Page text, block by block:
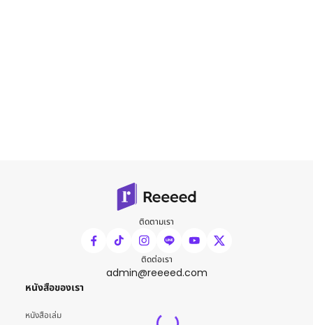
ติดตามเรา
ติดต่อเรา
admin@reeeed.com
หนังสือของเรา
หนังสือเล่ม